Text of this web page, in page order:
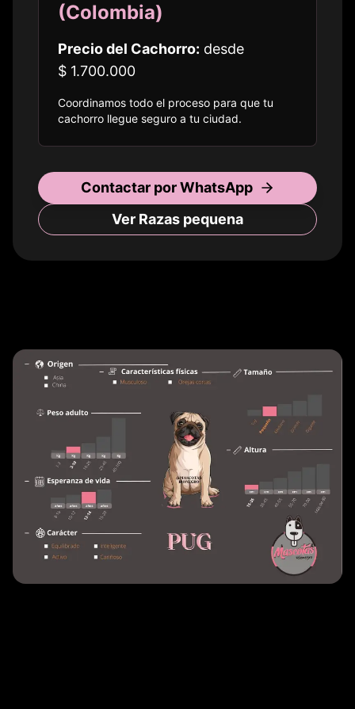
(Colombia)
Precio del Cachorro: desde
$ 1.700.000
Coordinamos todo el proceso para que tu
cachorro llegue seguro a tu ciudad.
Contactar por WhatsApp
Ver Razas pequena